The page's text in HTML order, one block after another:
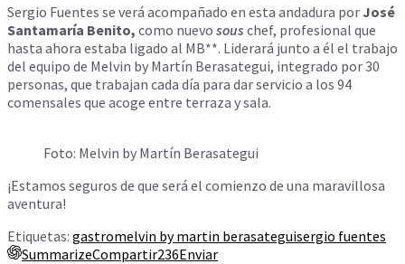
Sergio Fuentes se verá acompañado en esta andadura por José
Santamaría Benito, como nuevo sous chef, profesional que
hasta ahora estaba ligado al MB**. Liderará junto a él el trabajo
del equipo de Melvin by Martín Berasategui, integrado por 30
personas, que trabajan cada día para dar servicio a los 94
comensales que acoge entre terraza y sala.
Foto: Melvin by Martín Berasategui
¡Estamos seguros de que será el comienzo de una maravillosa
aventura!
Etiquetas: gastromelvin by martin berasateguisergio fuentes
SummarizeCompartir236Enviar